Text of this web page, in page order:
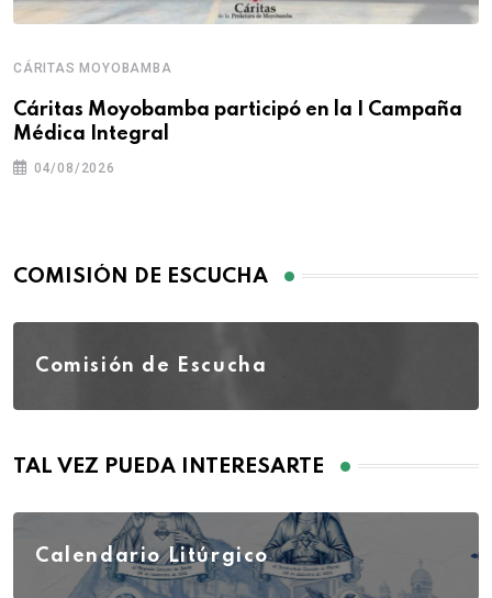
CÁRITAS MOYOBAMBA
Cáritas Moyobamba participó en la I Campaña
Médica Integral
04/08/2026
COMISIÓN DE ESCUCHA
Comisión de Escucha
TAL VEZ PUEDA INTERESARTE
Calendario Litúrgico